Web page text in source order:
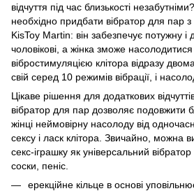
відчуття під час близькості
необхідно придбати вібратор для пар
KisToy Martin: він забезпечує потужну і
чоловікові, а жінка зможе
вібростимуляцією клітора відразу
свій серед 10 режимів вібрації, і
Цікаве рішення для додаткових
вібратор для пар дозволяє подовжити
жінці неймовірну насолоду від
сексу і ласк клітора. Звичайно, можна
секс-іграшку як універсальний
соски, пеніс.
ерекційне кільце в основі уповільнює